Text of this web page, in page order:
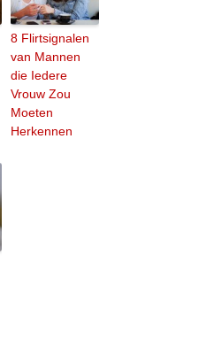
8 Flirtsignalen
van Mannen
die Iedere
Vrouw Zou
Moeten
Herkennen